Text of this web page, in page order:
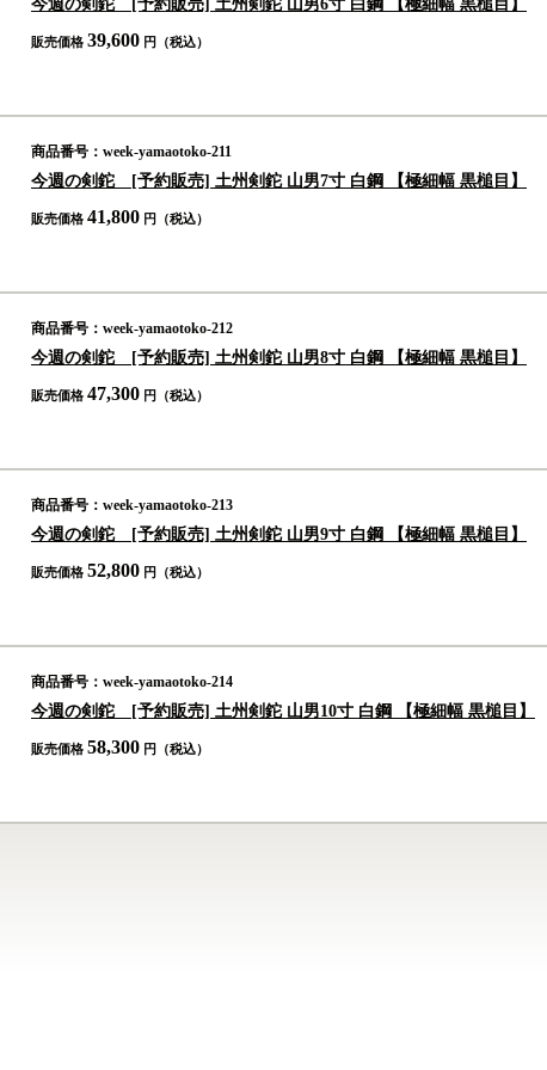
今週の剣鉈 [予約販売] 土州剣鉈 山男6寸 白鋼 【極細幅 黒槌目】
販売価格 39,600 円（税込）
商品番号：week-yamaotoko-211
今週の剣鉈 [予約販売] 土州剣鉈 山男7寸 白鋼 【極細幅 黒槌目】
販売価格 41,800 円（税込）
商品番号：week-yamaotoko-212
今週の剣鉈 [予約販売] 土州剣鉈 山男8寸 白鋼 【極細幅 黒槌目】
販売価格 47,300 円（税込）
商品番号：week-yamaotoko-213
今週の剣鉈 [予約販売] 土州剣鉈 山男9寸 白鋼 【極細幅 黒槌目】
販売価格 52,800 円（税込）
商品番号：week-yamaotoko-214
今週の剣鉈 [予約販売] 土州剣鉈 山男10寸 白鋼 【極細幅 黒槌目】
販売価格 58,300 円（税込）